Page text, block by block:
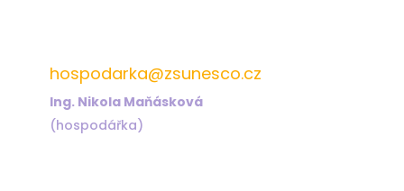
hospodarka@zsunesco.cz
Ing. Nikola Maňásková
(hospodářka)